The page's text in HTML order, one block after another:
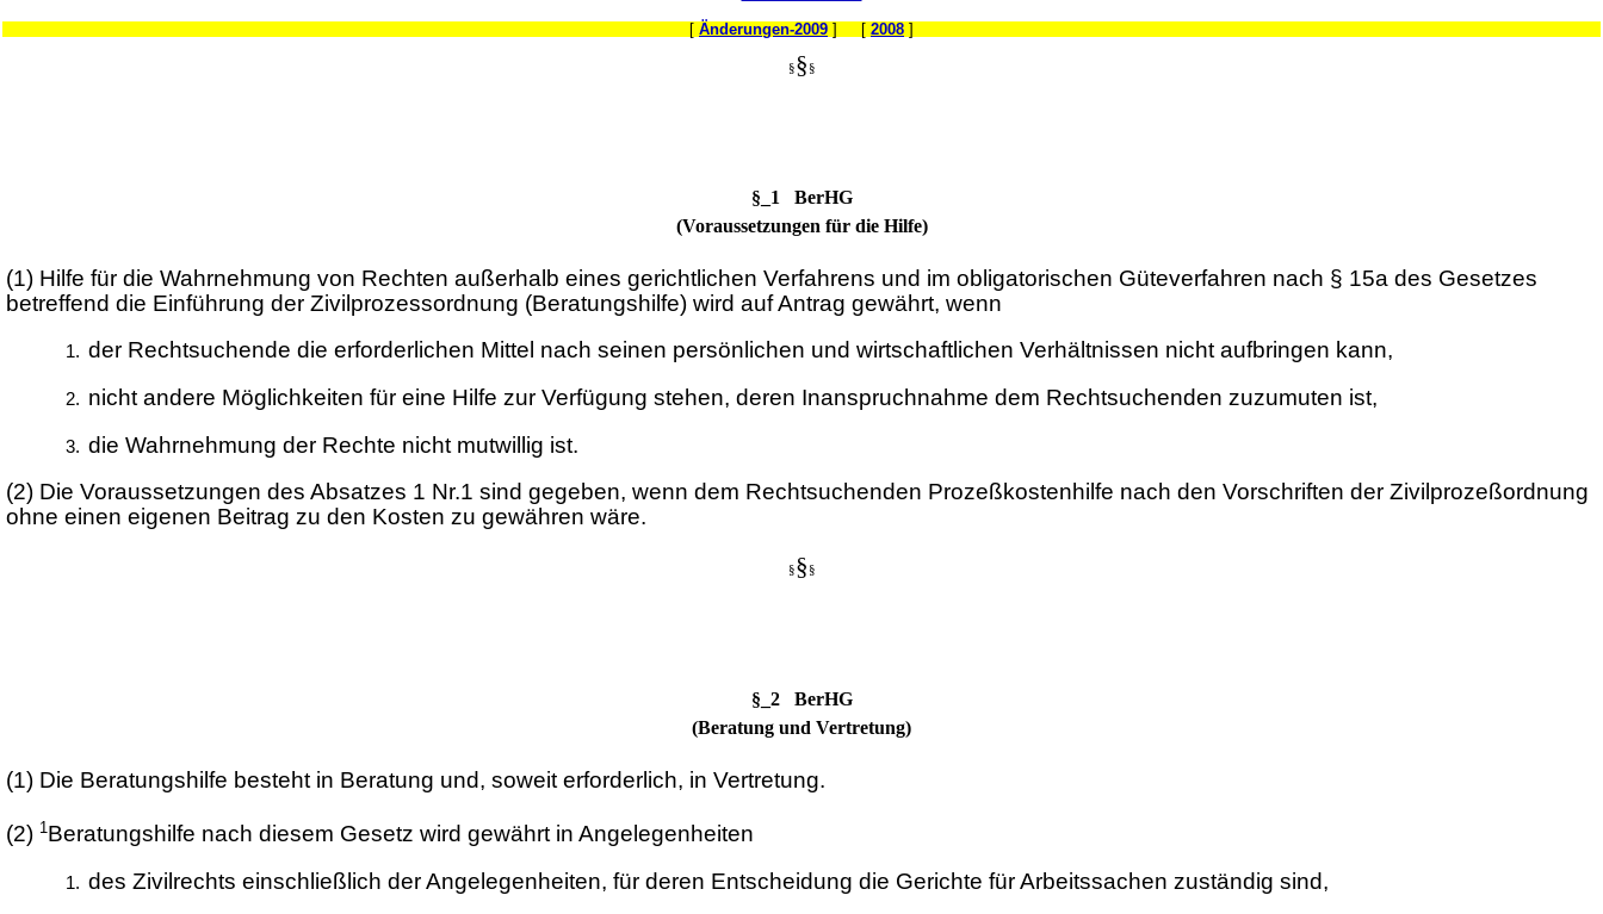
[ Änderungen-2009 ] [ 2008 ]
§§ §
§_1 BerHG
(Voraussetzungen für die Hilfe)
(1) Hilfe für die Wahrnehmung von Rechten außerhalb eines gerichtlichen Verfahrens und im obligatorischen Güteverfahren nach § 15a des Gesetzes
betreffend die Einführung der Zivilprozessordnung (Beratungshilfe) wird auf Antrag gewährt, wenn
der Rechtsuchende die erforderlichen Mittel nach seinen persönlichen und wirtschaftlichen Verhältnissen nicht aufbringen kann,
nicht andere Möglichkeiten für eine Hilfe zur Verfügung stehen, deren Inanspruchnahme dem Rechtsuchenden zuzumuten ist,
die Wahrnehmung der Rechte nicht mutwillig ist.
(2) Die Voraussetzungen des Absatzes 1 Nr.1 sind gegeben, wenn dem Rechtsuchenden Prozeßkostenhilfe nach den Vorschriften der Zivilprozeßordnung
ohne einen eigenen Beitrag zu den Kosten zu gewähren wäre.
§§ §
§_2 BerHG
(Beratung und Vertretung)
(1) Die Beratungshilfe besteht in Beratung und, soweit erforderlich, in Vertretung.
(2) 1Beratungshilfe nach diesem Gesetz wird gewährt in Angelegenheiten
des Zivilrechts einschließlich der Angelegenheiten, für deren Entscheidung die Gerichte für Arbeitssachen zuständig sind,